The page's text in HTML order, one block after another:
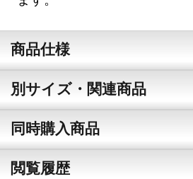
商品仕様
別サイズ・関連商品
同時購入商品
閲覧履歴